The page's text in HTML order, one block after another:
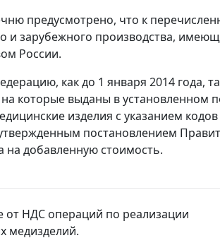
предусмотрено, что к
и зарубежного производства,
России.
как до 1 января 2014 года,
которые выданы в установленном
изделия с указанием
постановлением
на добавленную стоимость.
НДС операций по реализации
медизделий.